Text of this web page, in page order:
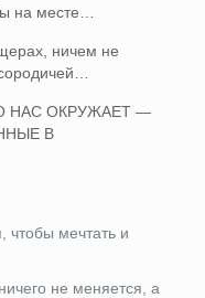
на месте…
ничем не
НАС ОКРУЖАЕТ —
В
чтобы мечтать и
не меняется, а